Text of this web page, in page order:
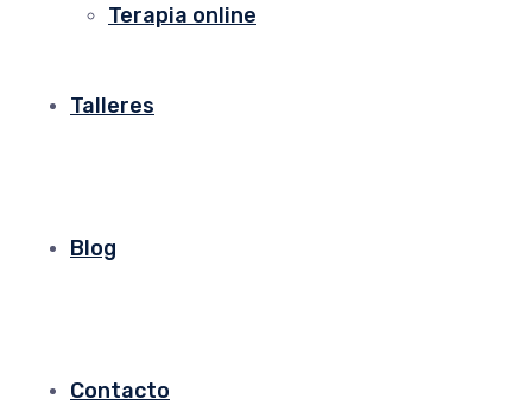
Terapia online
Talleres
Blog
Contacto